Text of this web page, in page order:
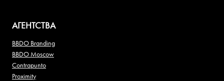
АГЕНТСТВА
BBDO Branding
BBDO Moscow
Contrapunto
Proximity